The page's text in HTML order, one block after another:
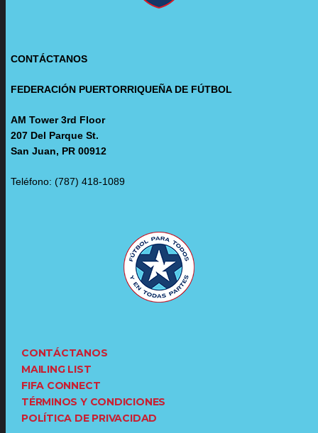
CONTÁCTANOS
FEDERACIÓN PUERTORRIQUEÑA DE FÚTBOL
AM Tower 3rd Floor
207 Del Parque St.
San Juan, PR 00912
Teléfono: (787) 418-1089
CONTÁCTANOS
MAILING LIST
FIFA CONNECT
TÉRMINOS Y CONDICIONES
POLÍTICA DE PRIVACIDAD